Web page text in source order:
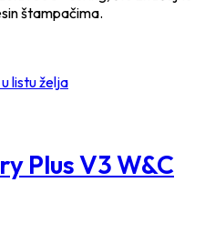
štampačima.
listu želja
Plus V3 W&C